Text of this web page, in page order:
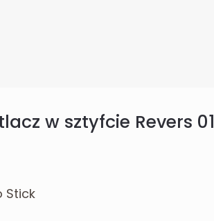
w sztyfcie Revers 01
Stick